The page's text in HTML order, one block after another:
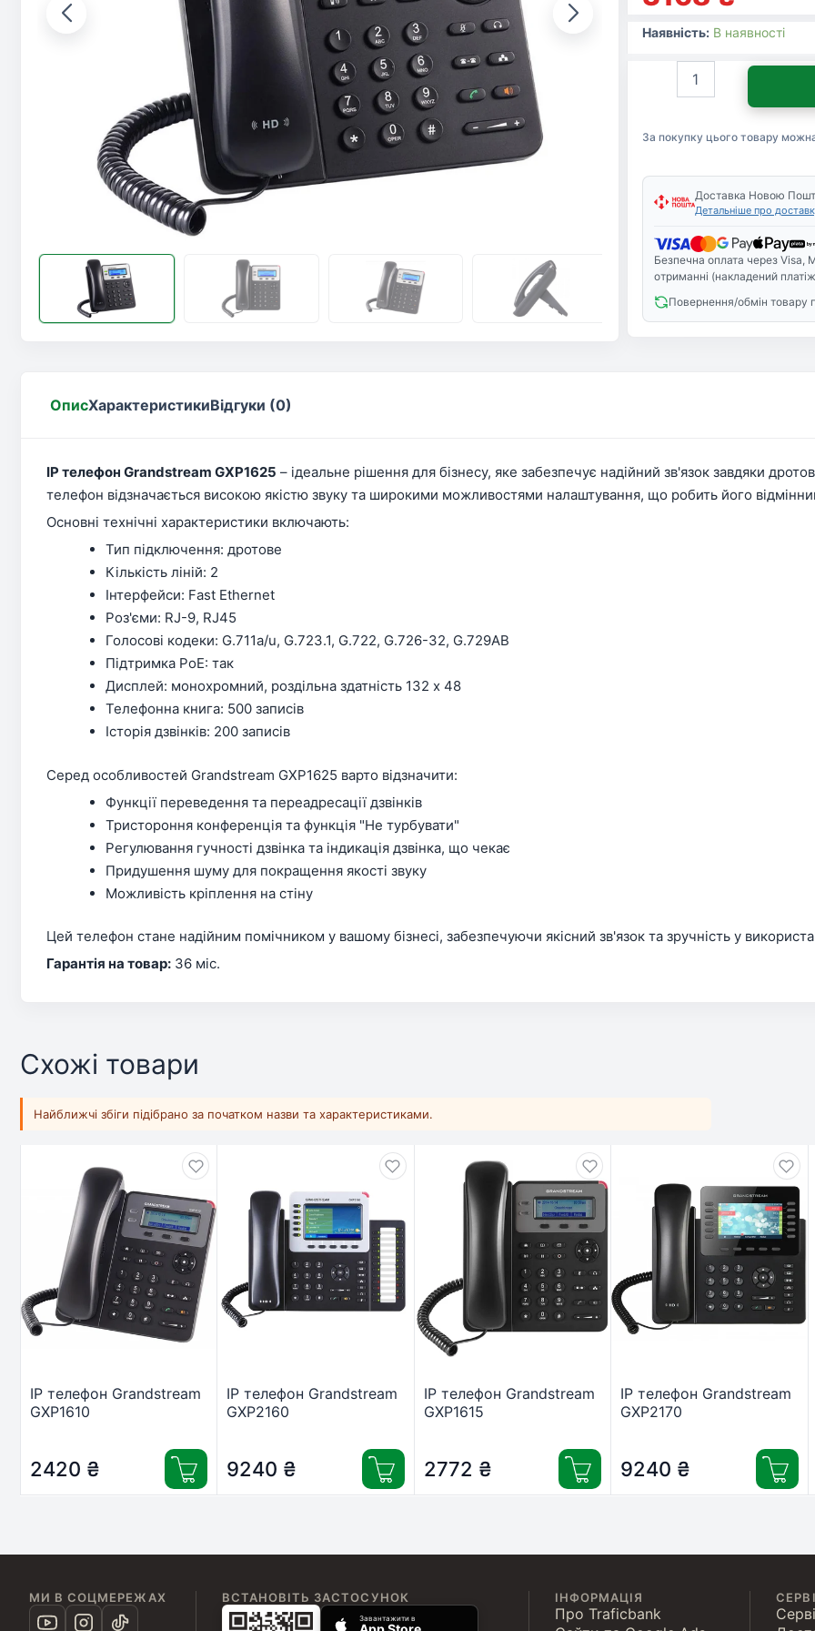
Наявність: В наявності
За покупку цього товару
кількість
Доставка Новою
Детальніше про
Безпечна оплата через Visa,
отриманні (накладений
Повернення/обмін товару
ОписХарактеристикиВідгуки (0)
IP телефон Grandstream GXP1625 – ідеальне рішення для бізнесу, яке забезпечує надійний зв'язок завдяки
телефон відзначається високою якістю звуку та широкими можливостями налаштування, що робить його
Основні технічні характеристики включають:
Тип підключення: дротове
Кількість ліній: 2
Інтерфейси: Fast Ethernet
Роз'єми: RJ-9, RJ45
Голосові кодеки: G.711a/u, G.723.1, G.722, G.726-32, G.729AB
Підтримка PoE: так
Дисплей: монохромний, роздільна здатність 132 х 48
Телефонна книга: 500 записів
Історія дзвінків: 200 записів
Серед особливостей Grandstream GXP1625 варто відзначити:
Функції переведення та переадресації дзвінків
Тристороння конференція та функція "Не турбувати"
Регулювання гучності дзвінка та індикація дзвінка, що чекає
Придушення шуму для покращення якості звуку
Можливість кріплення на стіну
Цей телефон стане надійним помічником у вашому бізнесі, забезпечуючи якісний зв'язок та зручність у
Гарантія на товар: 36 міс.
Схожі товари
Найближчі збіги підібрано за початком назви та характеристиками.
IP телефон Grandstream
GXP1610
2420 ₴
IP телефон Grandstream
GXP2160
9240 ₴
IP телефон Grandstream
GXP1615
2772 ₴
IP телефон Grandstream
GXP2170
9240 ₴
МИ В СОЦМЕРЕЖАХ ВСТАНОВІТЬ ЗАСТОСУНОК
Завантажити в
ІНФОРМАЦІЯ
Про Traficbank